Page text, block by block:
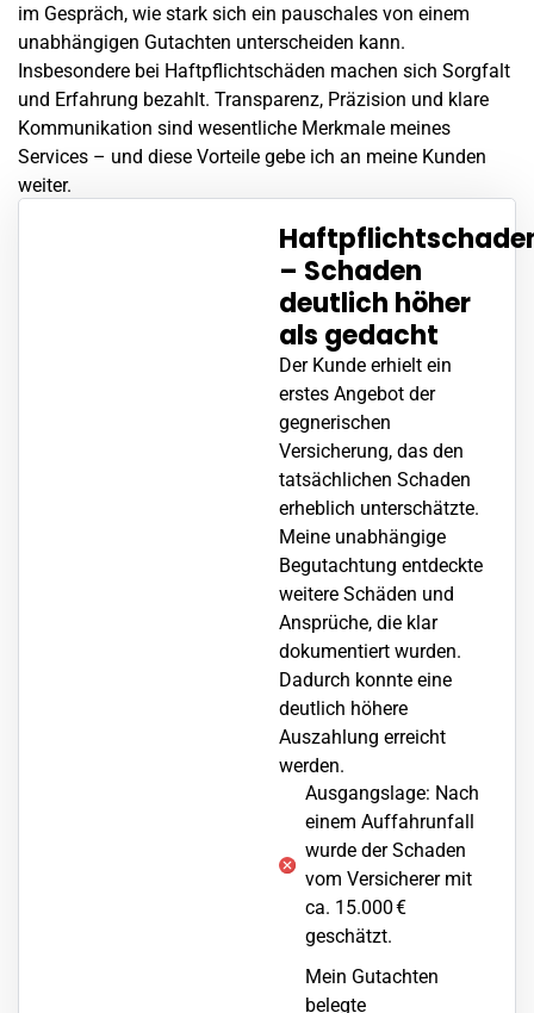
im Gespräch, wie stark sich ein pauschales von einem
unabhängigen Gutachten unterscheiden kann.
Insbesondere bei Haftpflichtschäden machen sich Sorgfalt
und Erfahrung bezahlt. Transparenz, Präzision und klare
Kommunikation sind wesentliche Merkmale meines
Services – und diese Vorteile gebe ich an meine Kunden
weiter.
– Schaden
deutlich höher
als gedacht
Der Kunde erhielt ein
erstes Angebot der
gegnerischen
Versicherung, das den
tatsächlichen Schaden
erheblich unterschätzte.
Meine unabhängige
Begutachtung entdeckte
weitere Schäden und
Ansprüche, die klar
dokumentiert wurden.
Dadurch konnte eine
deutlich höhere
Auszahlung erreicht
werden.
Ausgangslage: Nach
einem Auffahrunfall
wurde der Schaden
vom Versicherer mit
ca. 15.000 €
geschätzt.
Mein Gutachten
belegte